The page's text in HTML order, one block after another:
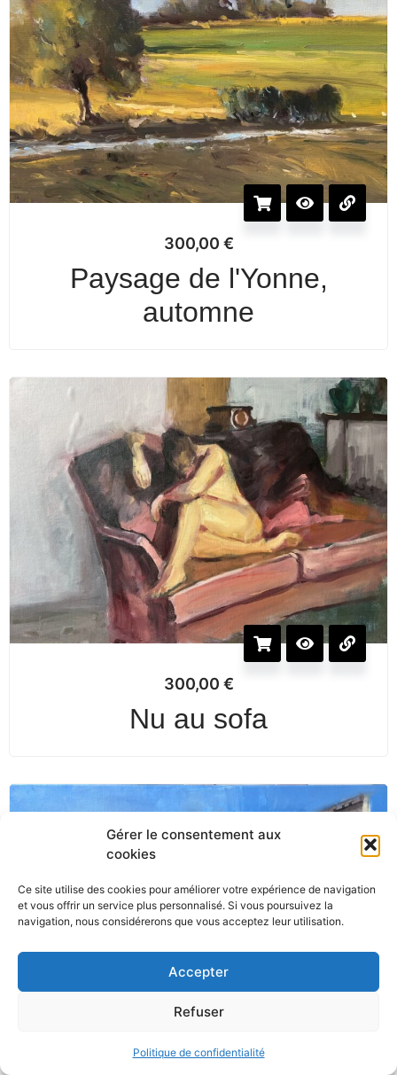
Gérer le consentement aux
cookies
Ce site utilise des cookies pour améliorer votre expérience de navigation
et vous offrir un service plus personnalisé. Si vous poursuivez la
navigation, nous considérerons que vous acceptez leur utilisation.
Accepter
Refuser
Politique de confidentialité
300,00 €
Paysage de l'Yonne,
automne
300,00 €
Nu au sofa
450,00€